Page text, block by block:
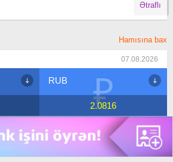
Ətraflı
Hamısına bax
07.08.2026
$
USD
1.7